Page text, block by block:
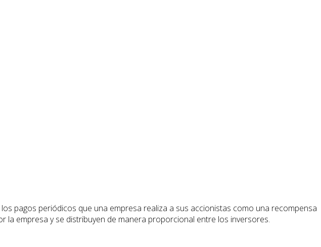
los pagos periódicos que una empresa realiza a sus accionistas como una recompensa
la empresa y se distribuyen de manera proporcional entre los inversores.